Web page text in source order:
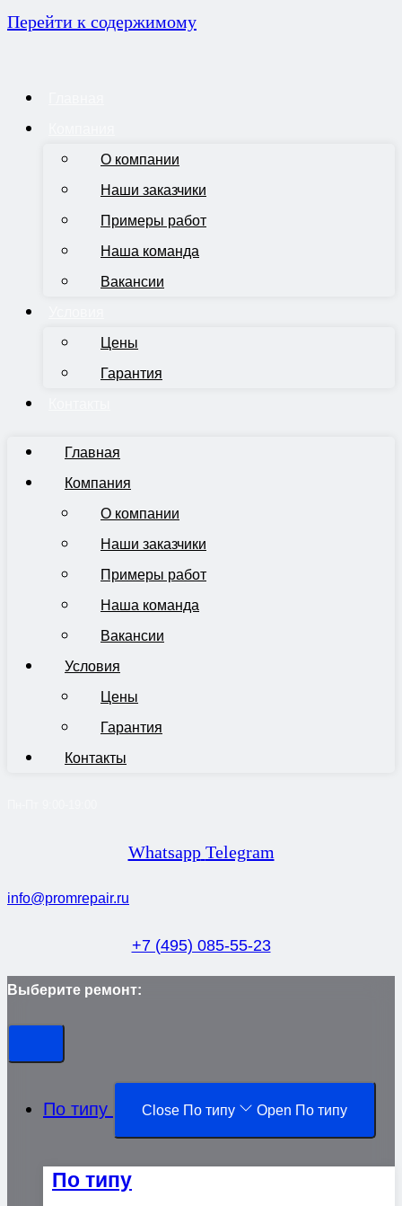
Перейти к содержимому
О компании
Наши заказчики
Примеры работ
Наша команда
Вакансии
Цены
Гарантия
Главная
Компания
О компании
Наши заказчики
Примеры работ
Наша команда
Вакансии
Условия
Цены
Гарантия
Контакты
Whatsapp Telegram
info@promrepair.ru
+7 (495) 085-55-23
Выберите ремонт:
По типу Close По типу Open По типу
По типу